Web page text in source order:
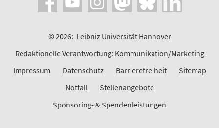
© 2026: Leibniz Universität Hannover
Redaktionelle Verantwortung: Kommunikation/Marketing
Impressum
Datenschutz Barrierefreiheit
Sitemap
Notfall
Stellenangebote
Sponsoring- & Spendenleistungen